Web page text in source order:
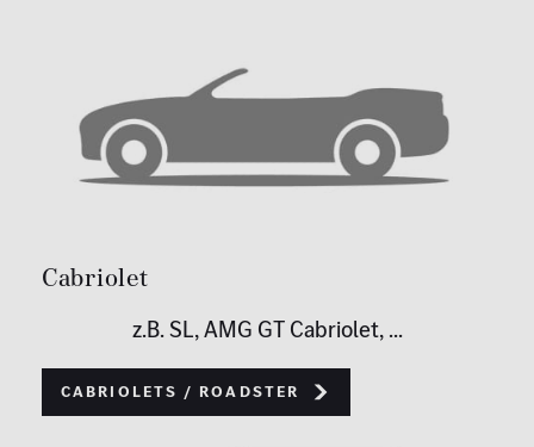
Cabriolet
z.B. SL, AMG GT Cabriolet, ...
Cabriolets / Roadster